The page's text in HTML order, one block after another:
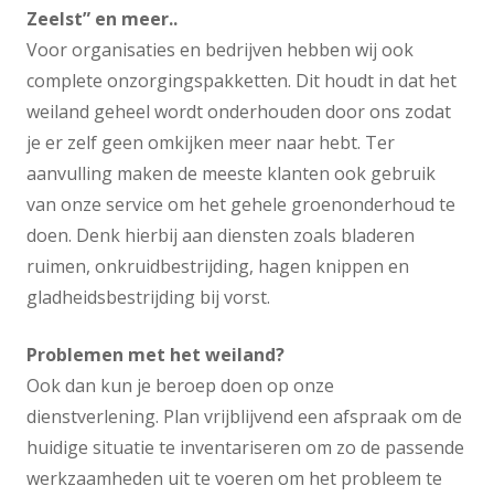
Zeelst” en meer..
Voor organisaties en bedrijven hebben wij ook
complete onzorgingspakketten. Dit houdt in dat het
weiland geheel wordt onderhouden door ons zodat
je er zelf geen omkijken meer naar hebt. Ter
aanvulling maken de meeste klanten ook gebruik
van onze service om het gehele groenonderhoud te
doen. Denk hierbij aan diensten zoals bladeren
ruimen, onkruidbestrijding, hagen knippen en
gladheidsbestrijding bij vorst.
Problemen met het weiland?
Ook dan kun je beroep doen op onze
dienstverlening. Plan vrijblijvend een afspraak om de
huidige situatie te inventariseren om zo de passende
werkzaamheden uit te voeren om het probleem te